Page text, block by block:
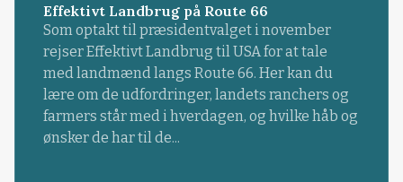
Effektivt Landbrug på Route 66
Som optakt til præsidentvalget i november
rejser Effektivt Landbrug til USA for at tale
med landmænd langs Route 66. Her kan du
lære om de udfordringer, landets ranchers og
farmers står med i hverdagen, og hvilke håb og
ønsker de har til de...